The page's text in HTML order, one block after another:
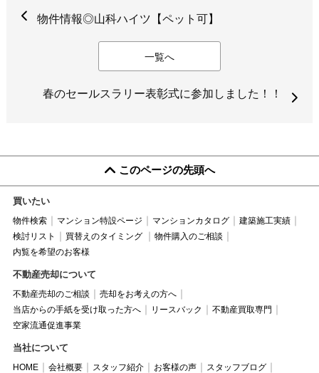
物件情報◎山科ハイツ【ペット可】
一覧へ
春のセールスラリー表彰式に参加しました！！
このページの先頭へ
買いたい
物件検索 マンション特設ページ マンションカタログ
建築施工実績
検討リスト
買替えのタイミング
物件購入のご相談
内覧を希望のお客様
不動産売却について
不動産売却のご相談
売却をお考えの方へ
当店からの手紙を受け取った方へ
リースバック
不動産買取専門
空家流通促進事業
当社について
HOME 会社概要 スタッフ紹介 お客様の声
スタッフブログ